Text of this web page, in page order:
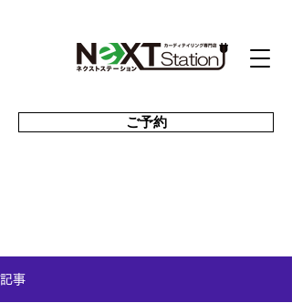
ご予約
記事